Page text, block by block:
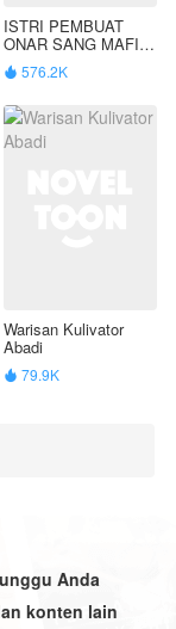
ISTRI PEMBUAT
ONAR SANG MAFIA
KEJAM
 576.2K
Warisan Kulivator
Abadi
 79.9K
Anda
konten lain